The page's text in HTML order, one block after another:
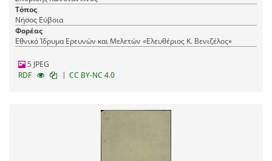
Τόπος
Νήσος Εύβοια
Φορέας
Εθνικό Ίδρυμα Ερευνών και Μελετών «Ελευθέριος Κ. Βενιζέλος»
5 JPEG
RDF
| CC BY-NC 4.0